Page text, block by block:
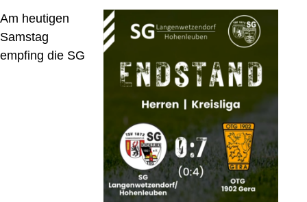
Am heutigen
Samstag
empfing die SG